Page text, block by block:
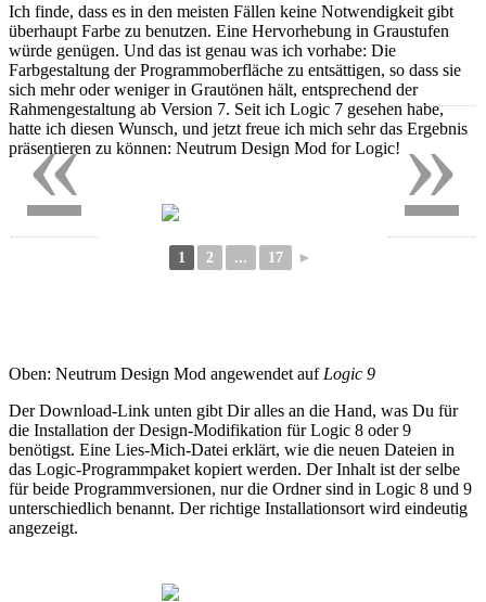
Ich finde, dass es in den meisten Fällen keine Notwendigkeit gibt
überhaupt Farbe zu benutzen. Eine Hervorhebung in Graustufen
würde genügen. Und das ist genau was ich vorhabe: Die
Farbgestaltung der Programmoberfläche zu entsättigen, so dass sie
sich mehr oder weniger in Grautönen hält, entsprechend der
Rahmengestaltung ab Version 7. Seit ich Logic 7 gesehen habe,
hatte ich diesen Wunsch, und jetzt freue ich mich sehr das Ergebnis
präsentieren zu können: Neutrum Design Mod for Logic!
1 2 ... 17 ►
Oben: Neutrum Design Mod angewendet auf Logic 9
Der Download-Link unten gibt Dir alles an die Hand, was Du für
die Installation der Design-Modifikation für Logic 8 oder 9
benötigst. Eine Lies-Mich-Datei erklärt, wie die neuen Dateien in
das Logic-Programmpaket kopiert werden. Der Inhalt ist der selbe
für beide Programmversionen, nur die Ordner sind in Logic 8 und 9
unterschiedlich benannt. Der richtige Installationsort wird eindeutig
angezeigt.
»
«